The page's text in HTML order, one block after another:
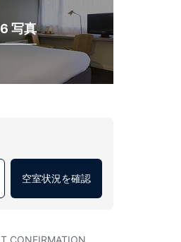
写真
空室状況を確認
CONFIRMATION